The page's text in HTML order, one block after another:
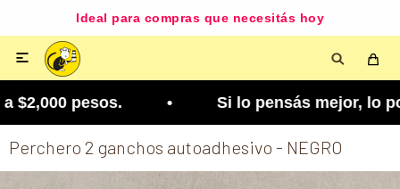
Ideal para compras que necesitás hoy

$2,000 pesos. • Si lo pensás mejor, lo
Perchero 2 ganchos autoadhesivo - NEGRO